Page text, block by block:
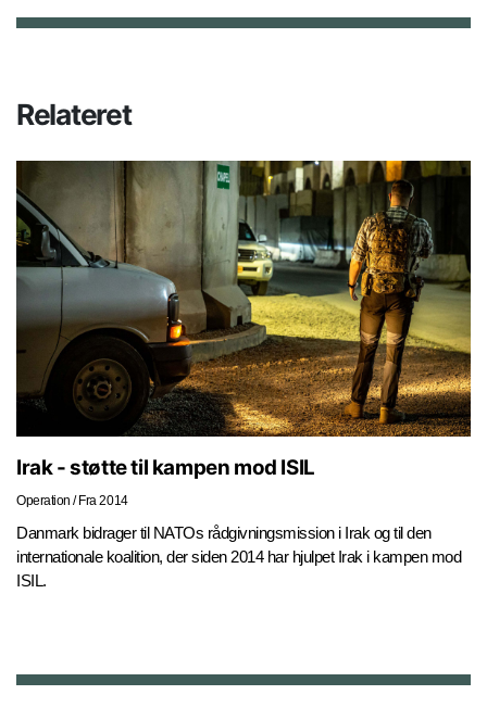
Relateret
Irak - støtte til kampen mod ISIL
Operation / Fra 2014
Danmark bidrager til NATOs rådgivningsmission i Irak og til den
internationale koalition, der siden 2014 har hjulpet Irak i kampen mod
ISIL.